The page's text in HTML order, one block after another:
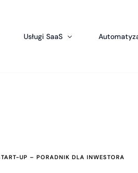
Usługi SaaS
UP – PORADNIK DLA INWESTORA